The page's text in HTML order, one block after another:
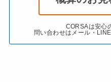
CORSAは安心
問い合わせはメール・